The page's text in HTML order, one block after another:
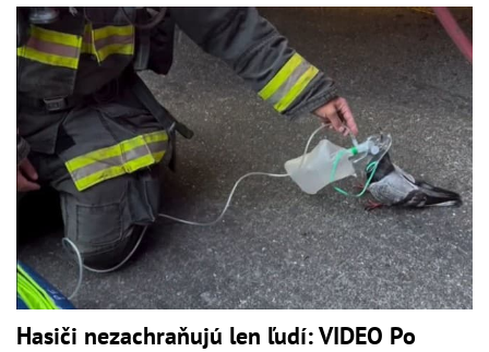
Hasiči nezachraňujú len ľudí: VIDEO Po